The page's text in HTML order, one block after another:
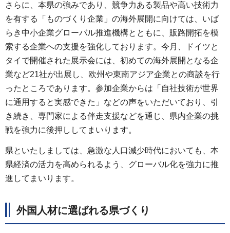
さらに、本県の強みであり、競争力ある製品や高い技術力
を有する「ものづくり企業」の海外展開に向けては、いば
らき中小企業グローバル推進機構とともに、販路開拓を模
索する企業への支援を強化しております。今月、ドイツと
タイで開催された展示会には、初めての海外展開となる企
業など21社が出展し、欧州や東南アジア企業との商談を行
ったところであります。参加企業からは「自社技術が世界
に通用すると実感できた」などの声をいただいており、引
き続き、専門家による伴走支援などを通じ、県内企業の挑
戦を強力に後押ししてまいります。
県といたしましては、急激な人口減少時代においても、本
県経済の活力を高められるよう、グローバル化を強力に推
進してまいります。
外国人材に選ばれる県づくり